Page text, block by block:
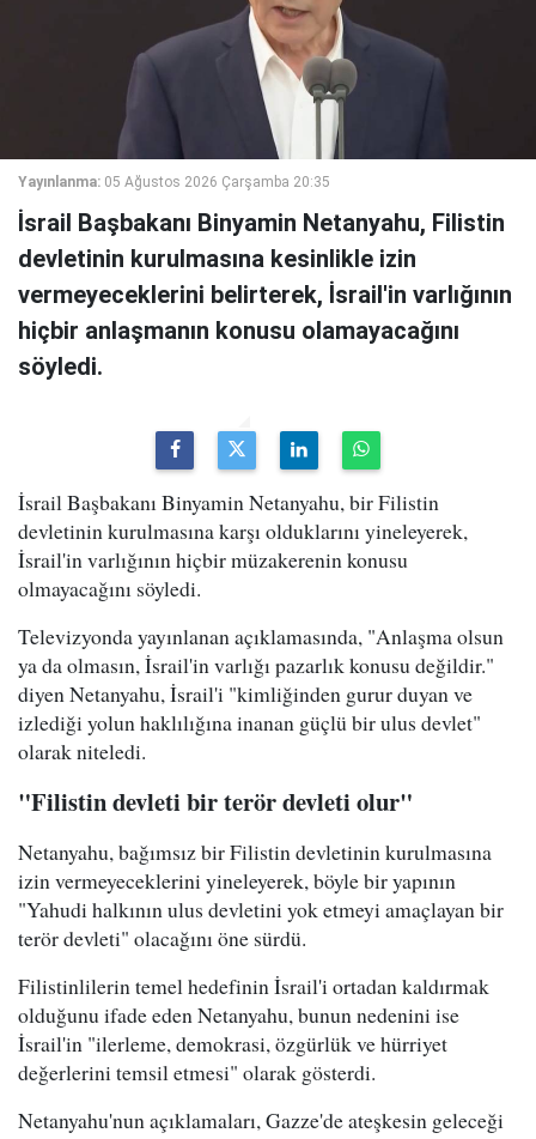
Yayınlanma: 05 Ağustos 2026 Çarşamba 20:35
İsrail Başbakanı Binyamin Netanyahu, Filistin
devletinin kurulmasına kesinlikle izin
vermeyeceklerini belirterek, İsrail'in varlığının
hiçbir anlaşmanın konusu olamayacağını
söyledi.
İsrail Başbakanı Binyamin Netanyahu, bir Filistin
devletinin kurulmasına karşı olduklarını yineleyerek,
İsrail'in varlığının hiçbir müzakerenin konusu
olmayacağını söyledi.
Televizyonda yayınlanan açıklamasında, "Anlaşma olsun
ya da olmasın, İsrail'in varlığı pazarlık konusu değildir."
diyen Netanyahu, İsrail'i "kimliğinden gurur duyan ve
izlediği yolun haklılığına inanan güçlü bir ulus devlet"
olarak niteledi.
"Filistin devleti bir terör devleti olur"
Netanyahu, bağımsız bir Filistin devletinin kurulmasına
izin vermeyeceklerini yineleyerek, böyle bir yapının
"Yahudi halkının ulus devletini yok etmeyi amaçlayan bir
terör devleti" olacağını öne sürdü.
Filistinlilerin temel hedefinin İsrail'i ortadan kaldırmak
olduğunu ifade eden Netanyahu, bunun nedenini ise
İsrail'in "ilerleme, demokrasi, özgürlük ve hürriyet
değerlerini temsil etmesi" olarak gösterdi.
Netanyahu'nun açıklamaları, Gazze'de ateşkesin geleceği